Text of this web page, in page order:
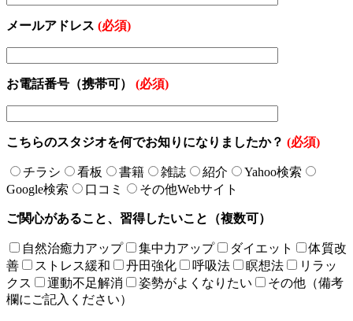
メールアドレス (必須)
お電話番号（携帯可） (必須)
こちらのスタジオを何でお知りになりましたか？ (必須)
チラシ 看板 書籍 雑誌 紹介
Yahoo検索
Google検索
口コミ その他Webサイト
ご関心があること、習得したいこと（複数可）
自然治癒力アップ 集中力アップ ダイエット
体質改
善
ストレス緩和 丹田強化 呼吸法 瞑想法
リラッ
クス
運動不足解消 姿勢がよくなりたい
その他（備考
欄にご記入ください）